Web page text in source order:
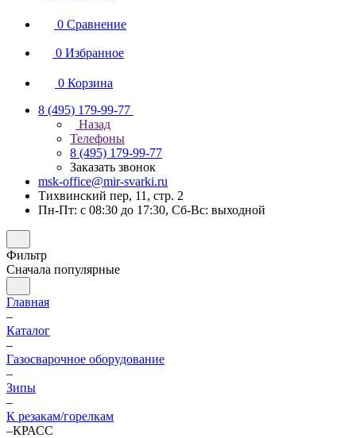
0 Сравнение
0 Избранное
0 Корзина
8 (495) 179-99-77
Назад
Телефоны
8 (495) 179-99-77
Заказать звонок
msk-office@mir-svarki.ru
Тихвинский пер, 11, стр. 2
Пн-Пт: с 08:30 до 17:30, Сб-Вс: выходной
Фильтр
Сначала популярные
Главная
–
Каталог
–
Газосварочное оборудование
–
Зипы
–
К резакам/горелкам
–КРАСС